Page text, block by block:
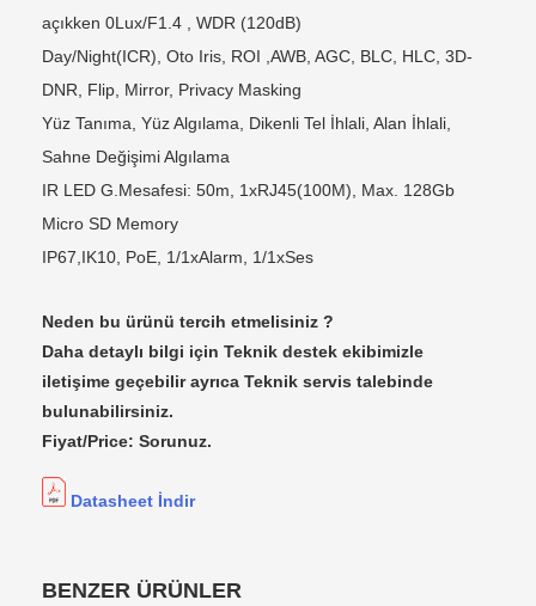
açıkken 0Lux/F1.4 , WDR (120dB)
Day/Night(ICR), Oto Iris, ROI ,AWB, AGC, BLC, HLC, 3D-
DNR, Flip, Mirror, Privacy Masking
Yüz Tanıma, Yüz Algılama, Dikenli Tel İhlali, Alan İhlali,
Sahne Değişimi Algılama
IR LED G.Mesafesi: 50m, 1xRJ45(100M), Max. 128Gb
Micro SD Memory
IP67,IK10, PoE, 1/1xAlarm, 1/1xSes
Neden bu ürünü tercih etmelisiniz ?
Daha detaylı bilgi için Teknik destek ekibimizle
iletişime geçebilir ayrıca Teknik servis talebinde
bulunabilirsiniz.
Fiyat/Price: Sorunuz.
Datasheet İndir
BENZER ÜRÜNLER